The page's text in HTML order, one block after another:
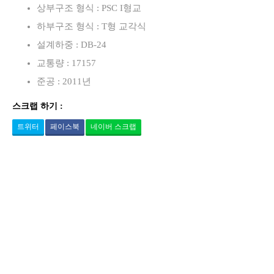
상부구조 형식 : PSC I형교
하부구조 형식 : T형 교각식
설계하중 : DB-24
교통량 : 17157
준공 : 2011년
스크랩 하기 :
트위터 페이스북 네이버 스크랩